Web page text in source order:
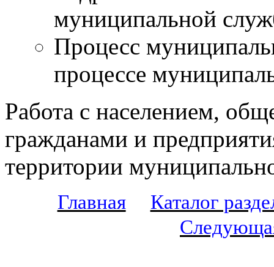
муниципальной
Процесс
процессе
Работа с населением,
гражданами и
территории
Главная
Каталог